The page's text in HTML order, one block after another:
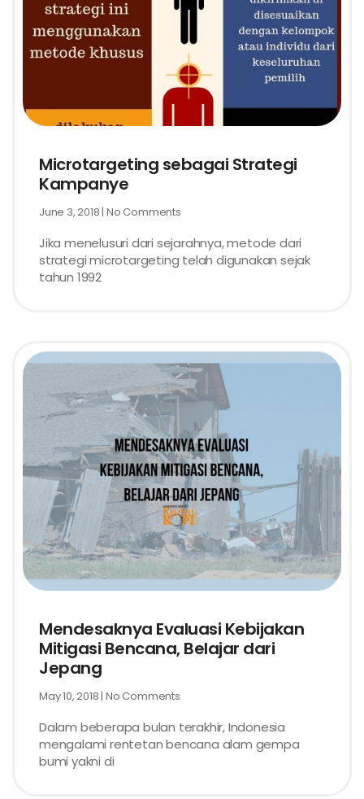
Microtargeting sebagai Strategi
Kampanye
June 3, 2018 No Comments
Jika menelusuri dari sejarahnya, metode dari
strategi microtargeting telah digunakan sejak
tahun 1992
Mendesaknya Evaluasi Kebijakan
Mitigasi Bencana, Belajar dari
Jepang
May 10, 2018 No Comments
Dalam beberapa bulan terakhir, Indonesia
mengalami rentetan bencana alam gempa
bumi yakni di